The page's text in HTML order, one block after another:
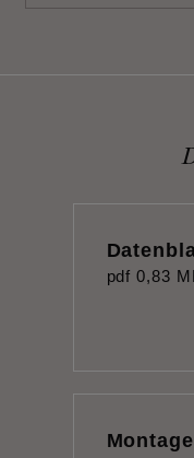
pdf 0,83